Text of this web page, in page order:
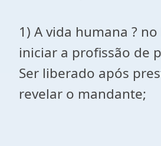
1) A vida humana ?
iniciar a profissão de
Ser liberado após
revelar o mandante;